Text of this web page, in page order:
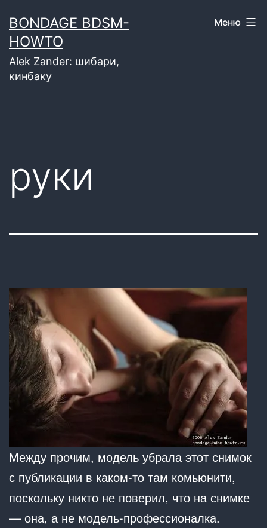
содержимому
BONDAGE BDSM-
HOWTO
Alek Zander: шибари,
кинбаку
Меню
руки
Между прочим, модель убрала этот снимок
с публикации в каком-то там комьюнити,
поскольку никто не поверил, что на снимке
— она, а не модель-профессионалка.